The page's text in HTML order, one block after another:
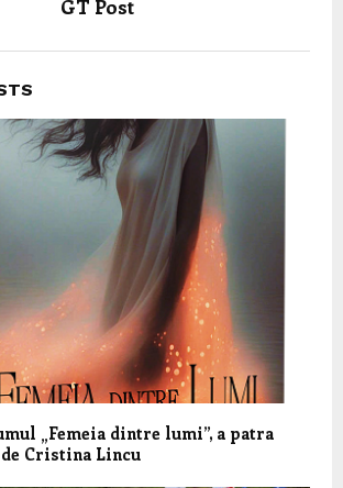
GT Post
„Femeia dintre lumi”, a patra
Cristina Lincu